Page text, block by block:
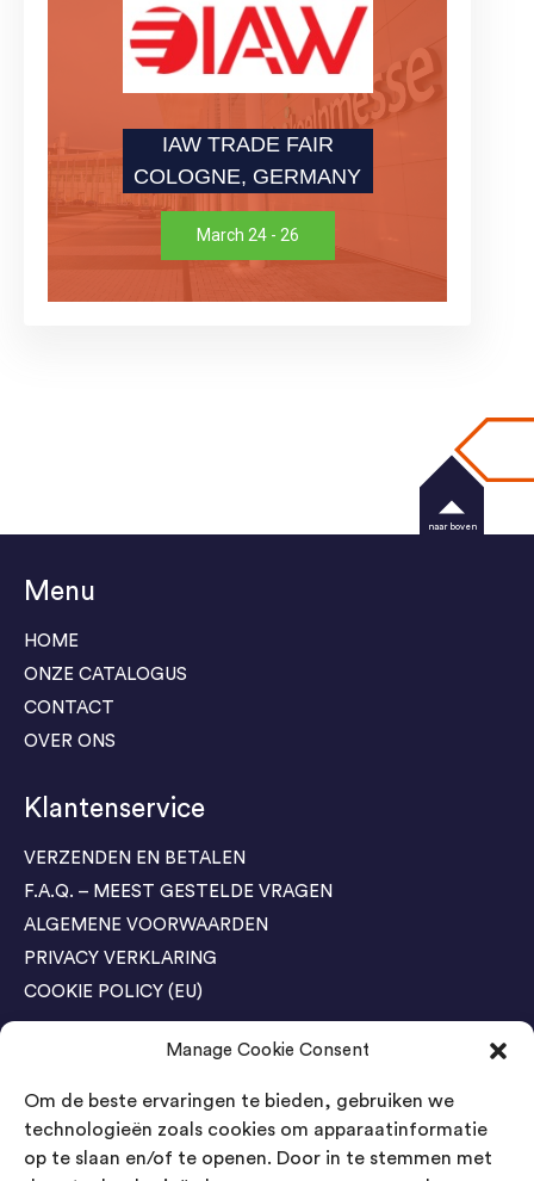
Manage Cookie Consent
Om de beste ervaringen te bieden, gebruiken we
technologieën zoals cookies om apparaatinformatie
op te slaan en/of te openen. Door in te stemmen met
IAW TRADE FAIR
COLOGNE, GERMANY
March 24 - 26
Menu
HOME
ONZE CATALOGUS
CONTACT
OVER ONS
Klantenservice
VERZENDEN EN BETALEN
F.A.Q. – MEEST GESTELDE VRAGEN
ALGEMENE VOORWAARDEN
PRIVACY VERKLARING
COOKIE POLICY (EU)
Agenda Trade Shows
04-05 November / SVG FAIR Winterswijk
Bestel GRATIS kaarten
naar boven